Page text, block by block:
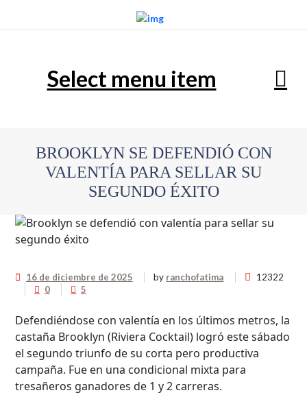
Select menu item
BROOKLYN SE DEFENDIÓ CON
VALENTÍA PARA SELLAR SU
SEGUNDO ÉXITO
16 de diciembre de 2025 by ranchofatima
12322
0
5
Defendiéndose con valentía en los últimos metros, la
castaña Brooklyn (Riviera Cocktail) logró este sábado
el segundo triunfo de su corta pero productiva
campaña. Fue en una condicional mixta para
tresañeros ganadores de 1 y 2 carreras.